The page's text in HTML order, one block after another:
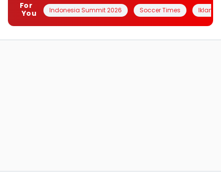
For
You
Indonesia Summit 2026 Soccer Times Iklanin